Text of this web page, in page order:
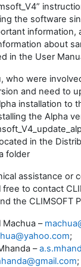
the software
information,
about
in the User
who were
and need to
installation to
the Alpha
in the
folder
assistance or
to contact
the CLIMSOFT
Machua –
;
–
;